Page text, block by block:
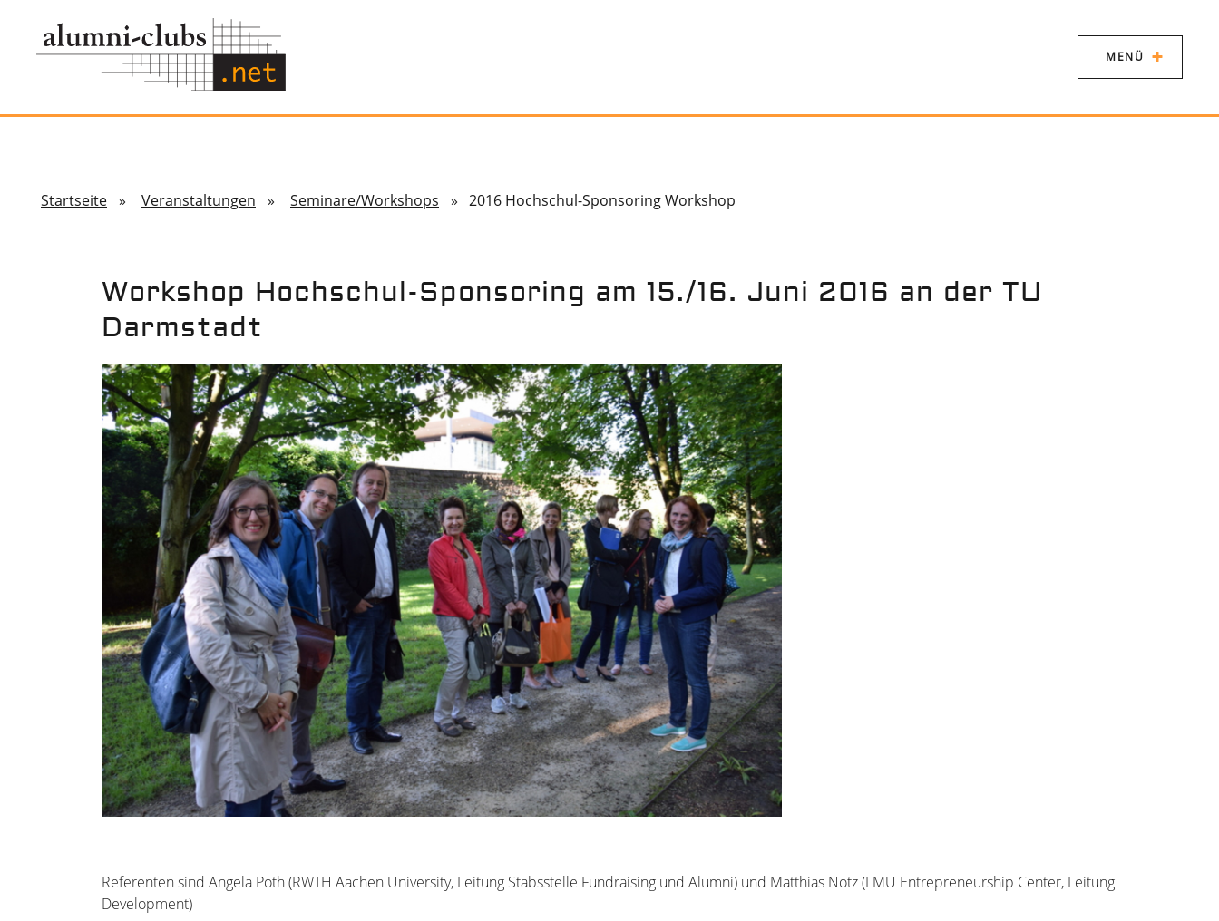
MENÜ
Startseite » Veranstaltungen » Seminare/Workshops » 2016 Hochschul-Sponsoring Workshop
Workshop Hochschul-Sponsoring am 15./16. Juni 2016 an der TU
Darmstadt
Referenten sind Angela Poth (RWTH Aachen University, Leitung Stabsstelle Fundraising und Alumni) und Matthias Notz (LMU Entrepreneurship Center, Leitung
Development)